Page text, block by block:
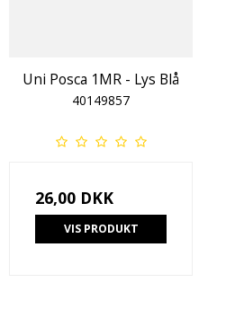
Uni Posca 1MR - Lys Blå
40149857
26,00 DKK
VIS PRODUKT